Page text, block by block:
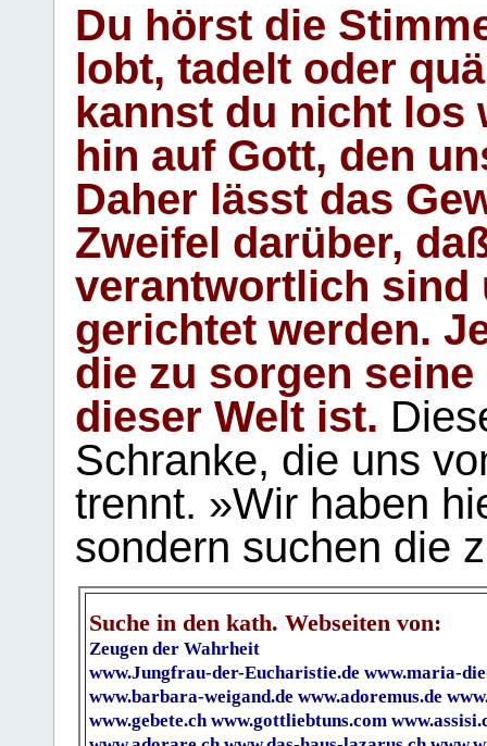
Du hörst die
lobt, tadelt oder
kannst du nicht los
hin auf Gott, den
Daher lässt das
Zweifel darüber,
verantwortlich sind
gerichtet werden.
die zu sorgen
dieser Welt ist.
Schranke, die uns
trennt. »Wir haben
sondern suchen die
Suche in den kath. Webseiten von:
Zeugen der Wahrheit
www.Jungfrau-der-Eucharistie.de www.maria-
www.barbara-weigand.de www.adoremus.de
www.gebete.ch www.gottliebtuns.com